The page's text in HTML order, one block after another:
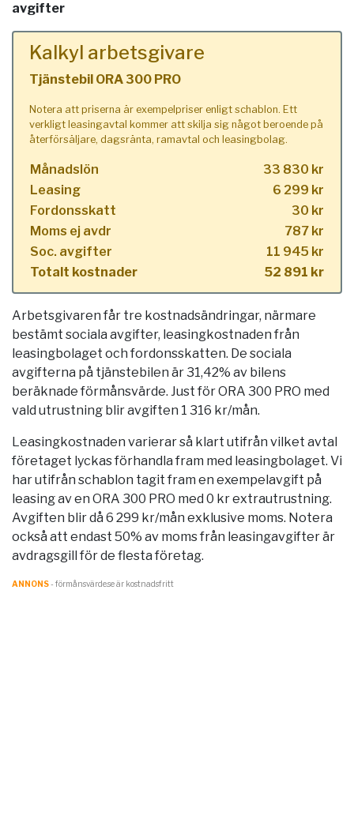
avgifter
Kalkyl arbetsgivare
Tjänstebil ORA 300 PRO
Notera att priserna är exempelpriser enligt schablon. Ett
verkligt leasingavtal kommer att skilja sig något beroende på
återförsäljare, dagsränta, ramavtal och leasingbolag.
Månadslön
33 830 kr
Leasing
6 299 kr
Fordonsskatt
30 kr
Moms ej avdr
787 kr
Soc. avgifter
11 945 kr
Totalt kostnader
52 891 kr
Arbetsgivaren får tre kostnadsändringar, närmare
bestämt sociala avgifter, leasingkostnaden från
leasingbolaget och fordonsskatten. De sociala
avgifterna på tjänstebilen är 31,42% av bilens
beräknade förmånsvärde. Just för ORA 300 PRO med
vald utrustning blir avgiften 1 316 kr/mån.
Leasingkostnaden varierar så klart utifrån vilket avtal
företaget lyckas förhandla fram med leasingbolaget. Vi
har utifrån schablon tagit fram en exempelavgift på
leasing av en ORA 300 PRO med 0 kr extrautrustning.
Avgiften blir då 6 299 kr/mån exklusive moms. Notera
också att endast 50% av moms från leasingavgifter är
avdragsgill för de flesta företag.
ANNONS- förmånsvärde.se är kostnadsfritt